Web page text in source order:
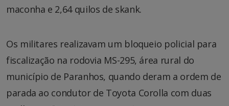
maconha e 2,64 quilos de skank.
Os militares realizavam um bloqueio policial para
fiscalização na rodovia MS-295, área rural do
município de Paranhos, quando deram a ordem de
parada ao condutor de Toyota Corolla com duas